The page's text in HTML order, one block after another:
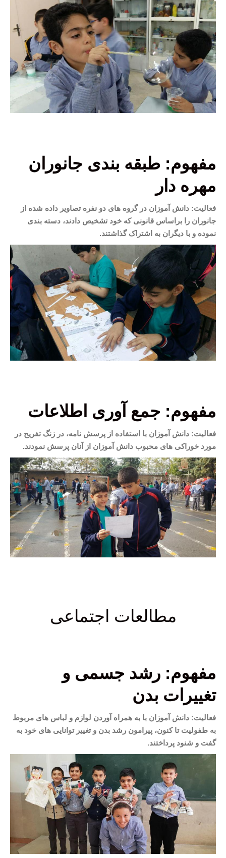
مفهوم: طبقه بندی جانوران
مهره دار
فعالیت: دانش آموزان در گروه های دو نفره تصاویر داده شده از
جانوران را براساس قانونی که خود تشخیص دادند، دسته بندی
نموده و با دیگران به اشتراک گذاشتند.
مفهوم: جمع آوری اطلاعات
فعالیت: دانش آموزان با استفاده از پرسش نامه، در زنگ تفریح در
مورد خوراکی های محبوب دانش آموزان از آنان پرسش نمودند.
مطالعات اجتماعی
مفهوم: رشد جسمی و
تغییرات بدن
فعالیت: دانش آموزان با به همراه آوردن لوازم و لباس های مربوط
به طفولیت تا کنون، پیرامون رشد بدن و تغییر توانایی های خود به
گفت و شنود پرداختند.